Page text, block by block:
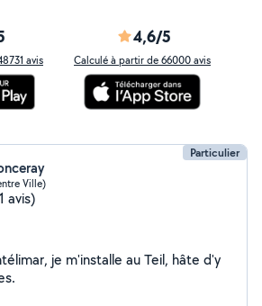
avis
4,6/5
Calculé à partir de 66000 avis
Particulier
Ville)
avis)
je m'installe au Teil, hâte d'y